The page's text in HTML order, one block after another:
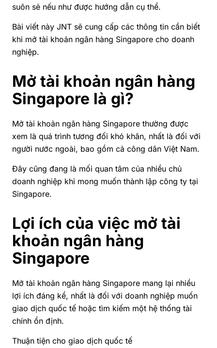
suôn sẻ nếu như được hướng dẫn cụ thể.
Bài viết này JNT sẽ cung cấp các thông tin cần biết
khi mở tài khoản ngân hàng Singapore cho doanh
nghiệp.
Mở tài khoản ngân hàng
Singapore là gì?
Mở tài khoản ngân hàng Singapore thường được
xem là quá trình tương đối khó khăn, nhất là đối với
người nước ngoài, bao gồm cả công dân Việt Nam.
Đây cũng đang là mối quan tâm của nhiều chủ
doanh nghiệp khi mong muốn thành lập công ty tại
Singapore.
Lợi ích của việc mở tài
khoản ngân hàng
Singapore
Mở tài khoản ngân hàng Singapore mang lại nhiều
lợi ích đáng kể, nhất là đối với doanh nghiệp muốn
giao dịch quốc tế hoặc tìm kiếm một hệ thống tài
chính ổn định.
Thuận tiện cho giao dịch quốc tế